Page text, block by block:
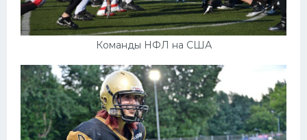
Команды НФЛ на США